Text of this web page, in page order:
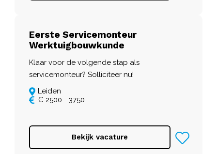
Eerste Servicemonteur
Werktuigbouwkunde
Klaar voor de volgende stap als
servicemonteur? Solliciteer nu!
Leiden
€ 2500 - 3750
Bekijk vacature